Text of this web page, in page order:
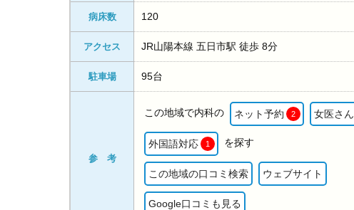
病床数 120
アクセス JR山陽本線 五日市駅 徒歩 8分
駐車場 95台
参 考
この地域で内科の ネット予約 2 女医さん
外国語対応 1 を探す
この地域の口コミ検索 ウェブサイト
Google口コミも見る